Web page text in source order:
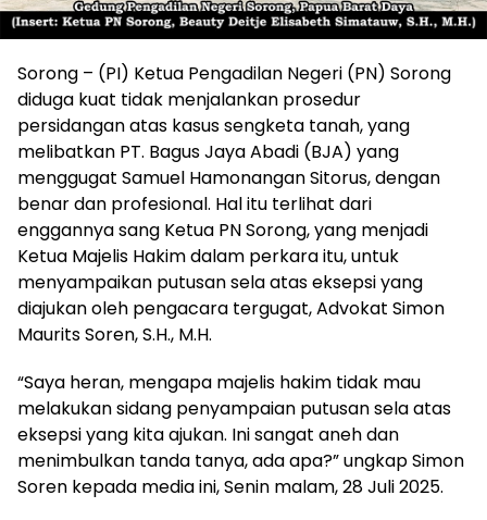
Sorong – (PI) Ketua Pengadilan Negeri (PN) Sorong
diduga kuat tidak menjalankan prosedur
persidangan atas kasus sengketa tanah, yang
melibatkan PT. Bagus Jaya Abadi (BJA) yang
menggugat Samuel Hamonangan Sitorus, dengan
benar dan profesional. Hal itu terlihat dari
enggannya sang Ketua PN Sorong, yang menjadi
Ketua Majelis Hakim dalam perkara itu, untuk
menyampaikan putusan sela atas eksepsi yang
diajukan oleh pengacara tergugat, Advokat Simon
Maurits Soren, S.H., M.H.
“Saya heran, mengapa majelis hakim tidak mau
melakukan sidang penyampaian putusan sela atas
eksepsi yang kita ajukan. Ini sangat aneh dan
menimbulkan tanda tanya, ada apa?” ungkap Simon
Soren kepada media ini, Senin malam, 28 Juli 2025.